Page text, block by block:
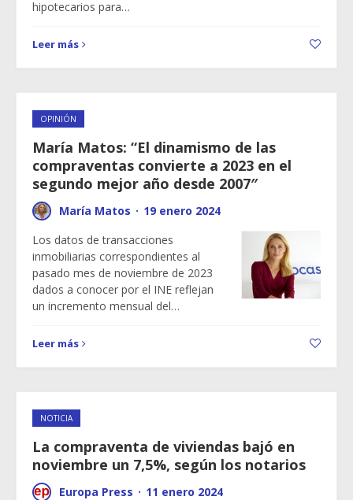
hipotecarios para…
Leer más
OPINIÓN
María Matos: “El dinamismo de las
compraventas convierte a 2023 en el
segundo mejor año desde 2007″
María Matos · 19 enero 2024
Los datos de transacciones
inmobiliarias correspondientes al
pasado mes de noviembre de 2023
dados a conocer por el INE reflejan
un incremento mensual del…
Leer más
NOTICIA
La compraventa de viviendas bajó en
noviembre un 7,5%, según los notarios
Europa Press · 11 enero 2024